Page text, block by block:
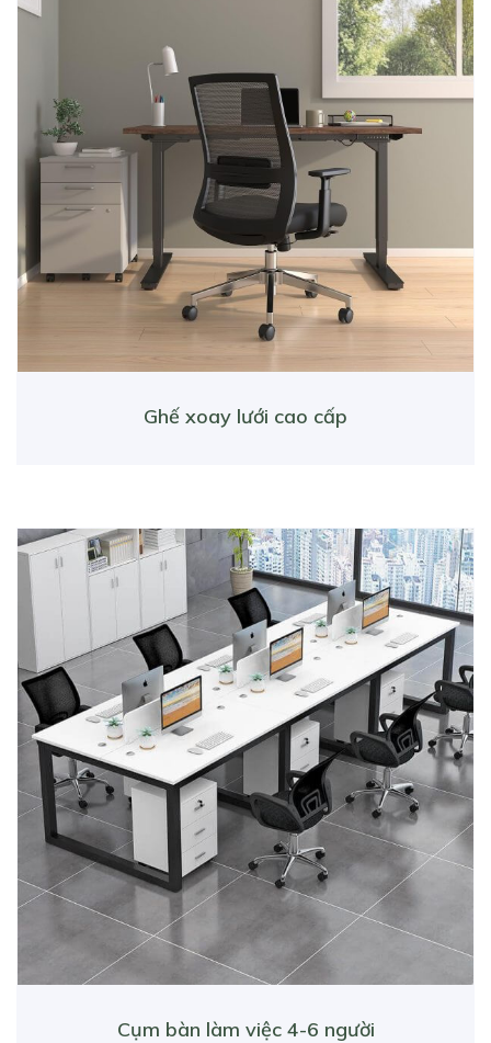
Ghế xoay lưới cao cấp
Cụm bàn làm việc 4-6 người